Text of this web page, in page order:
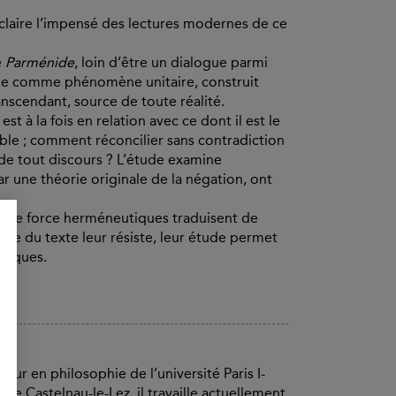
l’impensé des lectures modernes de ce
Parménide, loin d’être un dialogue parmi
comme phénomène unitaire, construit
source de toute réalité.
à la fois en relation avec ce dont il est le
; comment réconcilier sans contradiction
tout discours ? L’étude examine
une théorie originale de la négation, ont
de force herméneutiques traduisent de
du texte leur résiste, leur étude permet
en philosophie de l’université Paris I-